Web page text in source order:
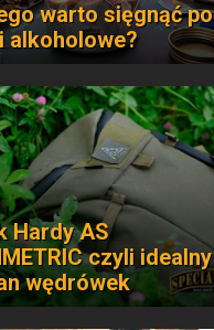
warto sięgnąć po
alkoholowe?
Hardy AS
czyli idealny
wędrówek